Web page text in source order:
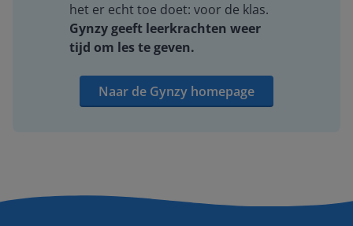
het er echt toe doet: voor de klas.
Gynzy geeft leerkrachten weer
tijd om les te geven.
Naar de Gynzy homepage